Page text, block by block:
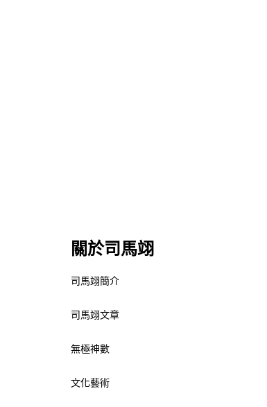
關於司馬翊
司馬翊簡介
司馬翊文章
無極神數
文化藝術